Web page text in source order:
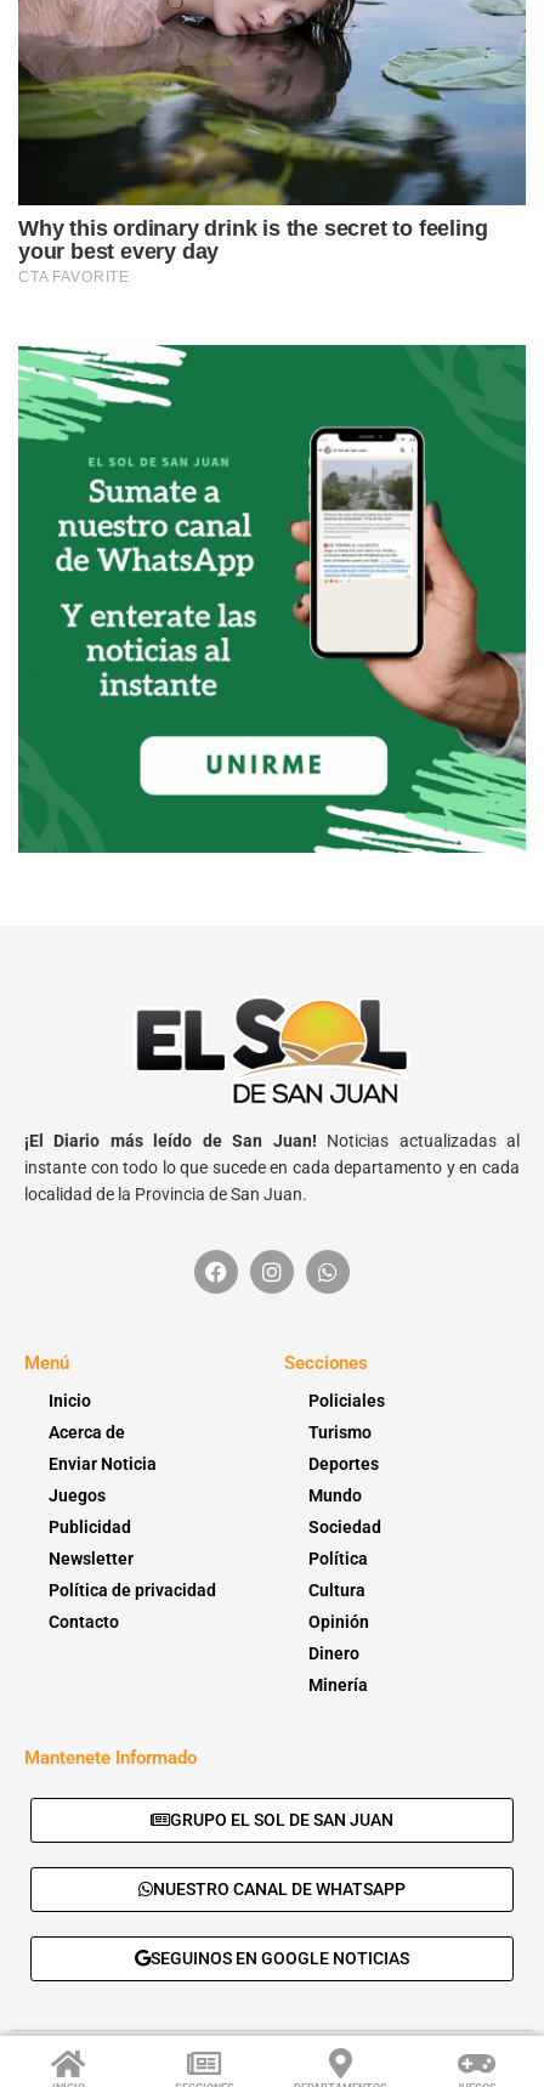
¡El Diario más leído de San Juan! Noticias actualizadas al
instante con todo lo que sucede en cada departamento y en cada
localidad de la Provincia de San Juan.
Menú
Inicio
Acerca de
Enviar Noticia
Juegos
Publicidad
Newsletter
Política de privacidad
Contacto
Secciones
Policiales
Turismo
Deportes
Mundo
Sociedad
Política
Cultura
Opinión
Dinero
Minería
Mantenete Informado
GRUPO EL SOL DE SAN JUAN
NUESTRO CANAL DE WHATSAPP
SEGUINOS EN GOOGLE NOTICIAS
© 2026 - El Sol de San Juan. Todos los derechos reservados. |